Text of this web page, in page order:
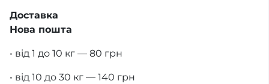
Доставка
Нова пошта
• від 1 до 10 кг — 80 грн
• від 10 до 30 кг — 140 грн